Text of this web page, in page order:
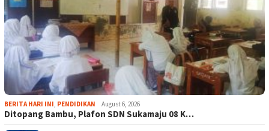
BERITA HARI INI PENDIDIKAN August 6, 2026
Ditopang Bambu, Plafon SDN Sukamaju 08 K…